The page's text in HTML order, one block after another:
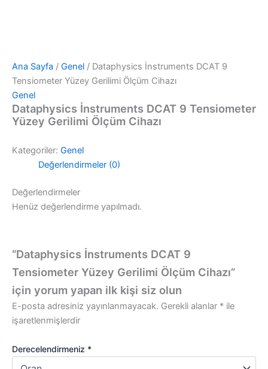
Ana Sayfa / Genel / Dataphysics İnstruments DCAT 9
Tensiometer Yüzey Gerilimi Ölçüm Cihazı
Genel
Dataphysics İnstruments DCAT 9 Tensiometer
Yüzey Gerilimi Ölçüm Cihazı
Kategoriler: Genel
Değerlendirmeler (0)
Değerlendirmeler
Henüz değerlendirme yapılmadı.
“Dataphysics İnstruments DCAT 9
Tensiometer Yüzey Gerilimi Ölçüm Cihazı”
için yorum yapan ilk kişi siz olun
E-posta adresiniz yayınlanmayacak. Gerekli alanlar * ile
işaretlenmişlerdir
Derecelendirmeniz *